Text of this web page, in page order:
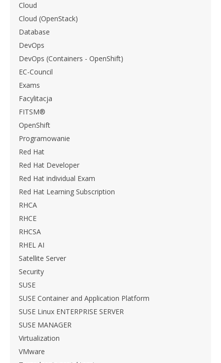
Cloud
Cloud (OpenStack)
Database
DevOps
DevOps (Containers - OpenShift)
EC-Council
Exams
Facylitacja
FITSM®
OpenShift
Programowanie
Red Hat
Red Hat Developer
Red Hat individual Exam
Red Hat Learning Subscription
RHCA
RHCE
RHCSA
RHEL AI
Satellite Server
Security
SUSE
SUSE Container and Application Platform
SUSE Linux ENTERPRISE SERVER
SUSE MANAGER
Virtualization
VMware